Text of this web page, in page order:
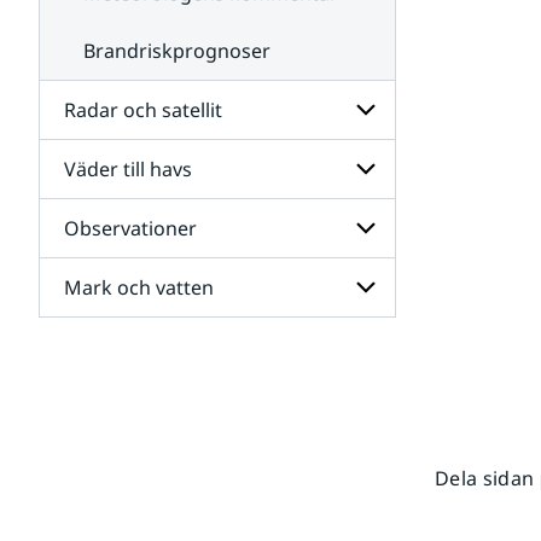
Brandriskprognoser
Radar och satellit
Undersidor
för
Radar
och
satellit
Väder till havs
Undersidor
för
Väder
till
havs
Observationer
Undersidor
för
Mark och vatten
Dela sidan